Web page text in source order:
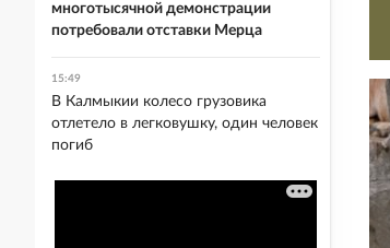
многотысячной демонстрации
потребовали отставки Мерца
15:49
В Калмыкии колесо грузовика
отлетело в легковушку, один человек
погиб